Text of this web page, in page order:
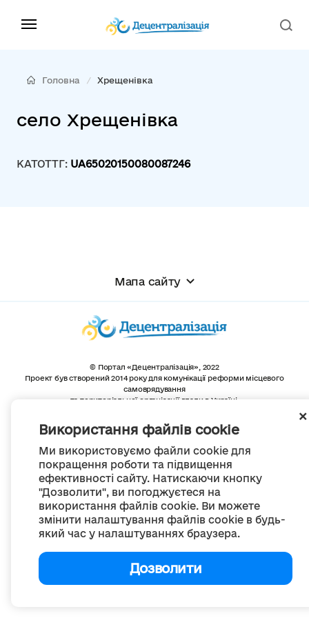
Використання файлів cookie
Ми використовуємо файли cookie для
покращення роботи та підвищення
ефективності сайту. Натискаючи кнопку
"Дозволити", ви погоджуєтеся на
використання файлів cookie. Ви можете
змінити налаштування файлів cookie в будь-
який час у налаштуваннях браузера.
Дозволити
Головна Хрещенівка
село Хрещенівка
КАТОТТГ: UA65020150080087246
Мапа сайту
© Портал «Децентралізація», 2022
Проект був створений 2014 року для комунікації реформи місцевого
самоврядування
та територіальної організації влади в Україні.
Весь контент доступний за ліцензією
Creative Commons Attribution 4.0 International license,
якщо не зазначено інше